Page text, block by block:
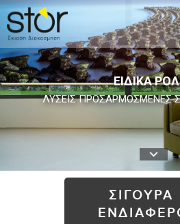
ΕΙΔΙΚΑ
ΛΥΣΕΙΣ ΠΡΟΣΑΡΜΟΣΜΕΝΕΣ
ΣΙΓΟΥΡΑ